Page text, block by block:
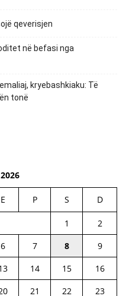
qeverisjen
në befasi nga
kryebashkiaku: Të
tonë
E P S D
1
2
6 7 8
9
14 15
16
21 22
23